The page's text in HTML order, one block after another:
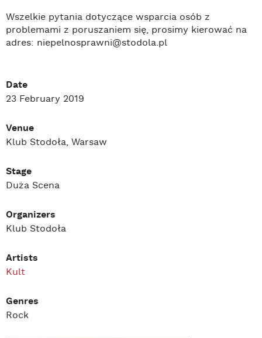
Wszelkie pytania dotyczące wsparcia osób z
problemami z poruszaniem się, prosimy kierować na
adres: niepelnosprawni@stodola.pl
Date
23 February 2019
Venue
Klub Stodoła, Warsaw
Stage
Duża Scena
Organizers
Klub Stodoła
Artists
Kult
Genres
Rock